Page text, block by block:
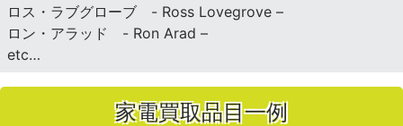
ロス・ラブグローブ - Ross Lovegrove –
ロン・アラッド - Ron Arad –
etc…
家電買取品目一例